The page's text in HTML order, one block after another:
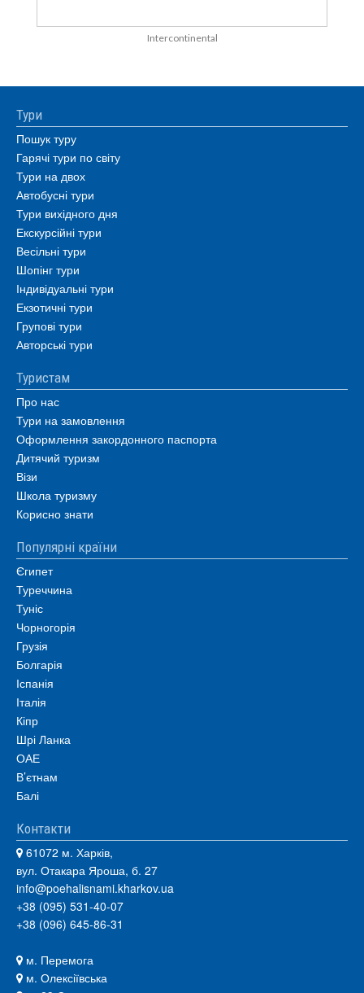
Intercontinental
Тури
Пошук туру
Гарячі тури по світу
Тури на двох
Автобусні тури
Тури вихідного дня
Екскурсійні тури
Весільні тури
Шопінг тури
Індивідуальні тури
Екзотичні тури
Групові тури
Авторські тури
Туристам
Про нас
Тури на замовлення
Оформлення закордонного паспорта
Дитячий туризм
Візи
Школа туризму
Корисно знати
Популярні країни
Єгипет
Туреччина
Туніс
Чорногорія
Грузія
Болгарія
Іспанія
Італія
Кіпр
Шрі Ланка
ОАЕ
В’єтнам
Балі
Контакти
61072 м. Харків,
вул. Отакара Яроша, б. 27
info@poehalisnami.kharkov.ua
+38 (095) 531-40-07
+38 (096) 645-86-31
м. Перемога
м. Олексіївська